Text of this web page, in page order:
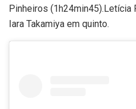
Pinheiros (1h24min45).Letícia
Iara Takamiya em quinto.